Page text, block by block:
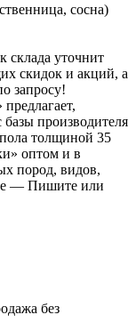
сосна)
склада уточнит
скидок и акций, а
запросу!
производителя
толщиной 35
оптом и в
пород, видов,
— Пишите или
без